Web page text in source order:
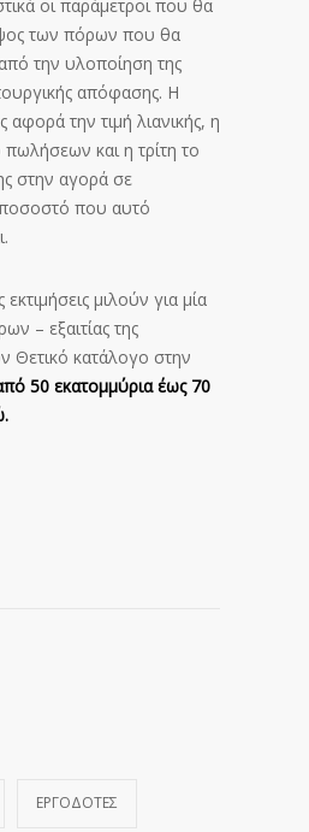
οι παράμετροι που θα
των πόρων που θα
την υλοποίηση της
απόφασης. H
την τιμή λιανικής, η
και η τρίτη το
στην αγορά σε
που αυτό
μιλούν για μία
– εξαιτίας της
Θετικό κατάλογο στην
50 εκατομμύρια έως 70
ΕΡΓΟΔΟΤΕΣ